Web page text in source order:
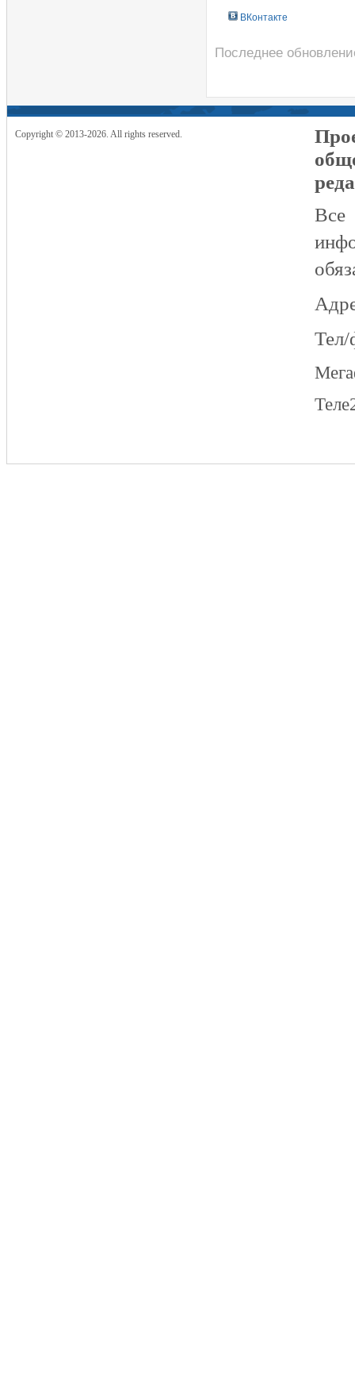
ВКонтакте
Последнее
Copyright © 2013-2026. All rights reserved.